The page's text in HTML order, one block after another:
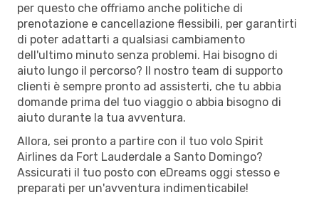
per questo che offriamo anche politiche di
prenotazione e cancellazione flessibili, per garantirti
di poter adattarti a qualsiasi cambiamento
dell'ultimo minuto senza problemi. Hai bisogno di
aiuto lungo il percorso? Il nostro team di supporto
clienti è sempre pronto ad assisterti, che tu abbia
domande prima del tuo viaggio o abbia bisogno di
aiuto durante la tua avventura.
Allora, sei pronto a partire con il tuo volo Spirit
Airlines da Fort Lauderdale a Santo Domingo?
Assicurati il tuo posto con eDreams oggi stesso e
preparati per un'avventura indimenticabile!